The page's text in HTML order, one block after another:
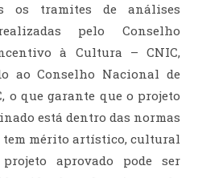
os tramites de análises
pelo Conselho
à Cultura – CNIC,
ao Conselho Nacional de
o que garante que o projeto
está dentro das normas
tem mérito artístico, cultural
aprovado pode ser